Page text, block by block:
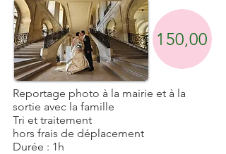
150,00
Reportage photo à la mairie et à la
sortie avec la famille
Tri et traitement
hors frais de déplacement
Durée : 1h